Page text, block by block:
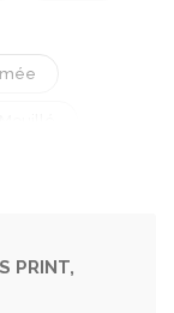
Visibilité
PRINT,